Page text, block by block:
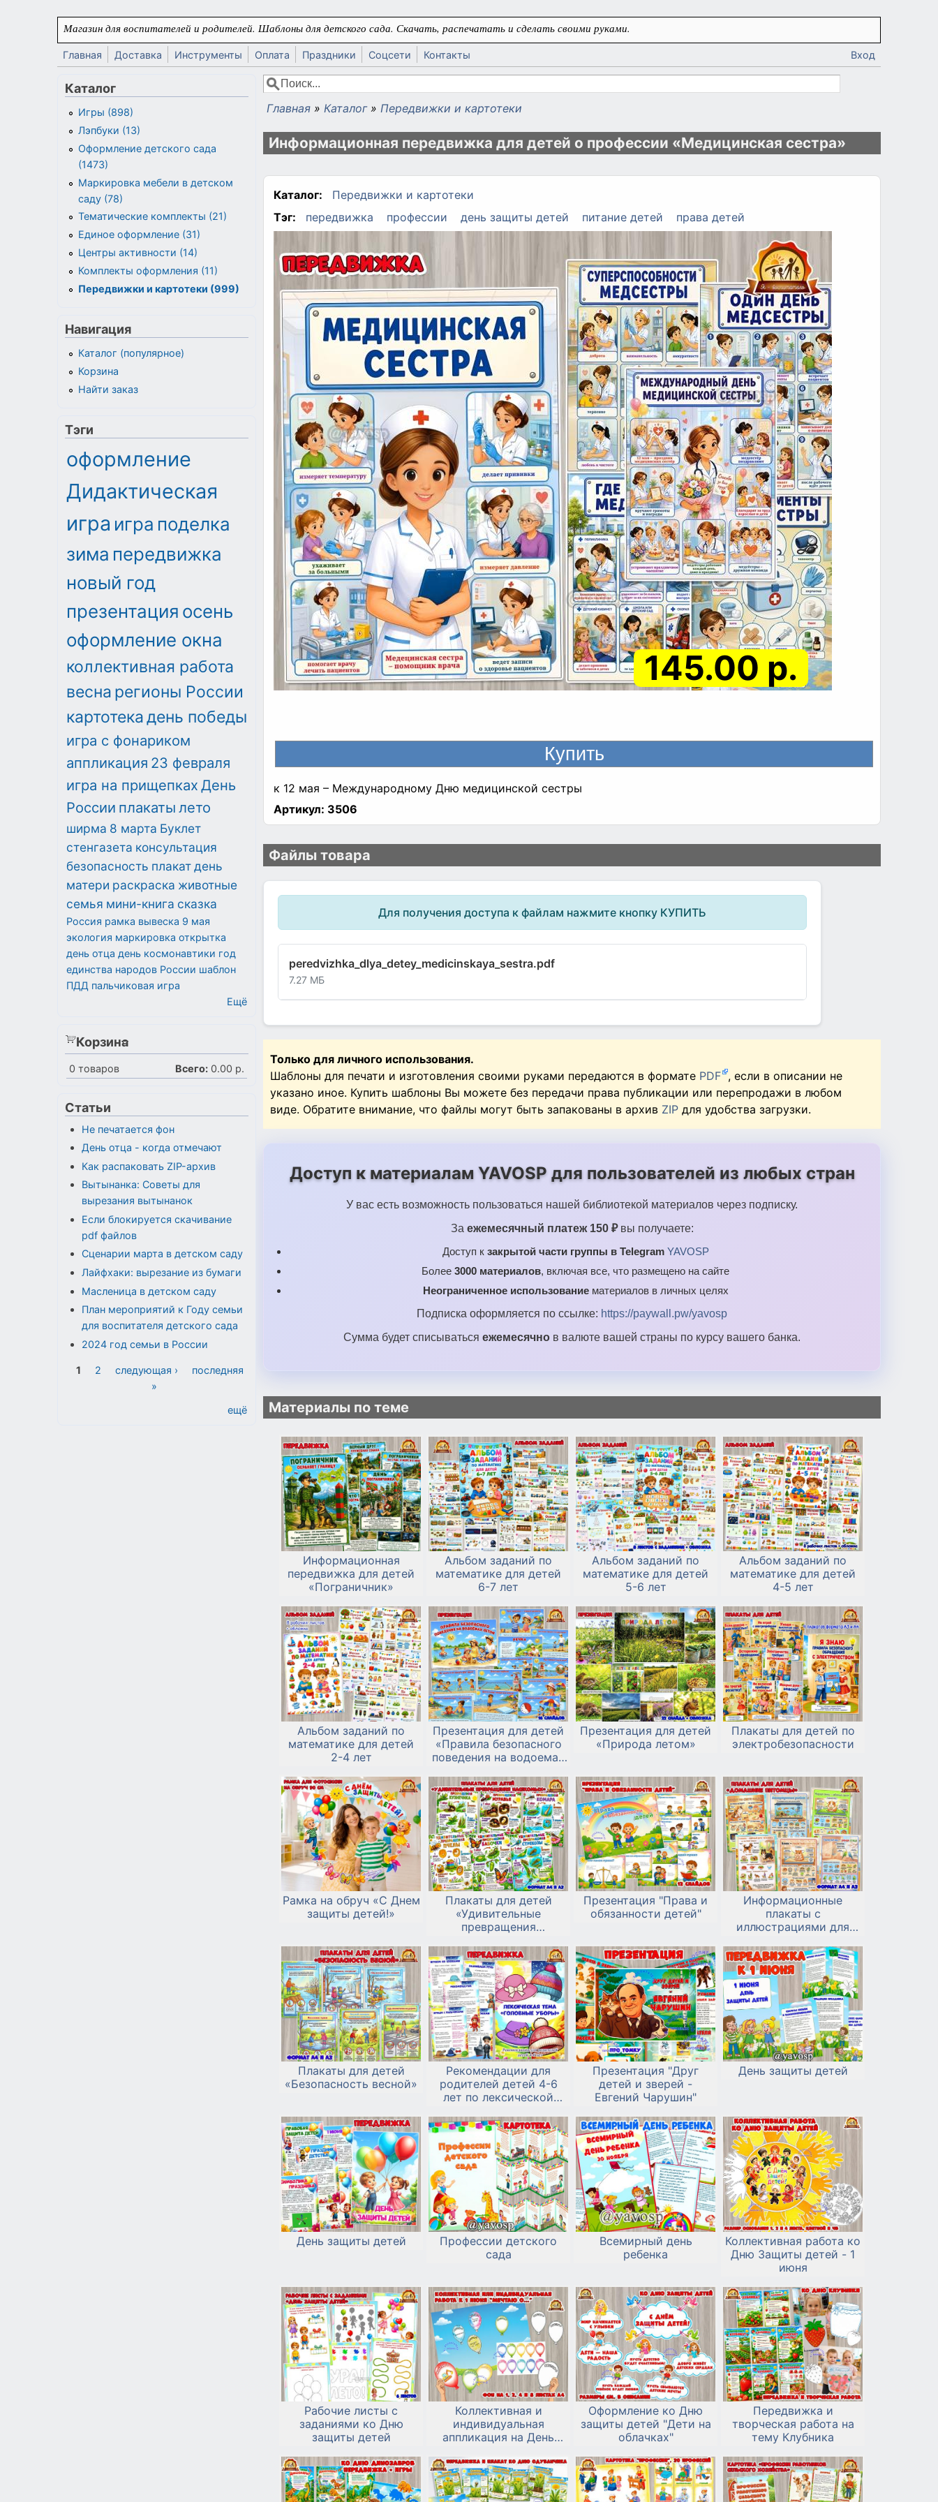
Перейти к основному содержанию
Магазин для воспитателей и родителей. Шаблоны для детского сада. Скачать, распечатать и сделать своими руками.
Главная Доставка Инструменты Оплата Праздники Соцсети Контакты Вход
Форма поиска
Поиск
Вы здесь
Главная » Каталог » Передвижки и картотеки
Информационная передвижка для детей о профессии «Медицинская сестра»
Каталог:
Передвижки и картотеки
Тэг:
передвижка профессии день защиты детей питание детей права детей
145.00 р.
к 12 мая – Международному Дню медицинской сестры
Артикул: 3506
Файлы товара
Для получения доступа к файлам нажмите кнопку КУПИТЬ
peredvizhka_dlya_detey_medicinskaya_sestra.pdf
7.27 МБ
Только для личного использования.
Шаблоны для печати и изготовления своими руками передаются в формате PDF , если в описании не
указано иное. Купить шаблоны Вы можете без передачи права публикации или перепродажи в любом
виде. Обратите внимание, что файлы могут быть запакованы в архив ZIP для удобства загрузки.
Доступ к материалам YAVOSP для пользователей из любых стран
У вас есть возможность пользоваться нашей библиотекой материалов через подписку.
За ежемесячный платеж 150 ₽вы получаете:
Доступ к закрытой части группы в Telegram YAVOSP
Более 3000 материалов, включая все, что размещено на сайте
Неограниченное использованиематериалов в личных целях
Подписка оформляется по ссылке: https://paywall.pw/yavosp
Сумма будет списываться ежемесячно в валюте вашей страны по курсу вашего банка.
Материалы по теме
Информационная
передвижка для детей
«Пограничник»
Альбом заданий по
математике для детей
6-7 лет
Альбом заданий по
математике для детей
5-6 лет
Альбом заданий по
математике для детей
4-5 лет
Альбом заданий по
математике для детей
2-4 лет
Презентация для детей
«Правила безопасного
поведения на водоемах
Презентация для детей
«Природа летом»
Плакаты для детей по
электробезопасности
Рамка на обруч «С Днем
защиты детей!»
Плакаты для детей
«Удивительные
превращения
Презентация "Права и
обязанности детей"
Информационные
плакаты с
иллюстрациями для
питомцы»
Плакаты для детей
«Безопасность весной»
Рекомендации для
родителей детей 4-6
лет по лексической
Презентация "Друг
детей и зверей -
Евгений Чарушин"
День защиты детей
День защиты детей
Профессии детского
сада
Всемирный день
ребенка
Коллективная работа ко
Дню Защиты детей - 1
июня
Рабочие листы с
заданиями ко Дню
защиты детей
Коллективная и
индивидуальная
аппликация на День
о...»
Оформление ко Дню
защиты детей "Дети на
облачках"
Передвижка и
творческая работа на
тему Клубника
Каталог
Игры (898)
Лэпбуки (13)
Оформление детского сада
(1473)
Маркировка мебели в детском
саду (78)
Тематические комплекты (21)
Единое оформление (31)
Центры активности (14)
Комплекты оформления (11)
Передвижки и картотеки (999)
Навигация
Каталог (популярное)
Корзина
Найти заказ
Тэги
оформление
Дидактическая
игра игра поделка
зима передвижка
новый год
презентация осень
оформление окна
коллективная работа
весна регионы России
картотекадень победы
игра с фонариком
аппликация 23 февраля
игра на прищепках День
России плакаты лето
ширма 8 марта Буклет
стенгазета консультация
безопасность плакатдень
матери раскраска животные
семья мини-книга сказка
Россия рамка вывеска 9 мая
экология маркировка открытка
день отца день космонавтики год
единства народов России шаблон
ПДД пальчиковая игра
Ещё
Корзина
0 товаров Всего: 0.00 р.
Статьи
Не печатается фон
День отца - когда отмечают
Как распаковать ZIP-архив
Вытынанка: Советы для
вырезания вытынанок
Если блокируется скачивание
pdf файлов
Сценарии марта в детском саду
Лайфхаки: вырезание из бумаги
Масленица в детском саду
План мероприятий к Году семьи
для воспитателя детского сада
2024 год семьи в России
Страницы
1 2 следующая ›
последняя
»
ещё